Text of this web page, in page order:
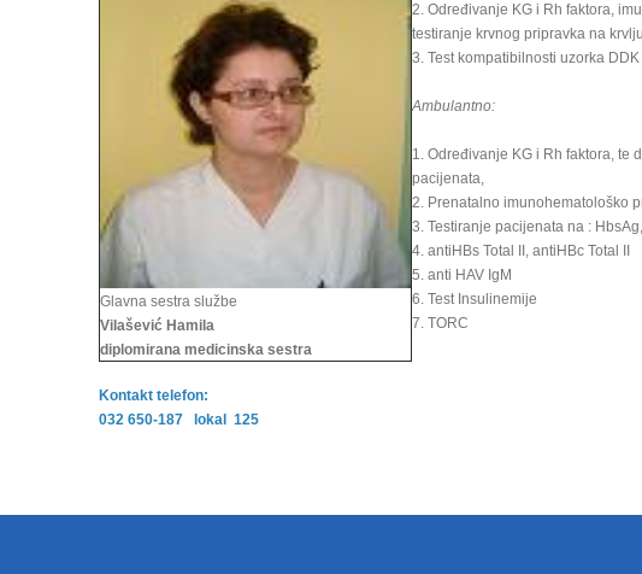
Glavna sestra službe
Vilašević Hamila
diplomirana medicinska sestra
2. Određivanje KG i Rh faktora,
testiranje krvnog pripravka na
3. Test kompatibilnosti uzorka
Ambulantno:
1. Određivanje KG i Rh faktora, te
pacijenata,
2. Prenatalno imunohematološko
3. Testiranje pacijenata na :
4. antiHBs Total II, antiHBc Total II
5. anti HAV IgM
6. Test Insulinemije
7. TORC
Kontakt telefon:
032 650-187 lokal 125